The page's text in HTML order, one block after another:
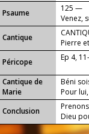
Psaume
125 —
Venez,
Cantique
Pierre
Péricope
Ep 4,
Cantique de
Marie
Béni
Pour
Conclusion
Dieu